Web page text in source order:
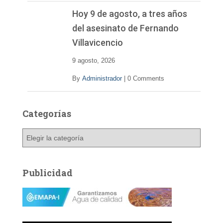
Hoy 9 de agosto, a tres años
del asesinato de Fernando
Villavicencio
9 agosto, 2026
By Administrador 0 Comments
Categorías
g
o
a
Publicidad